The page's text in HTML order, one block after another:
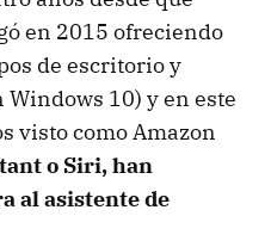
en 2015 ofreciendo
de escritorio y
10) y en este
visto como Amazon
o Siri, han
al asistente de